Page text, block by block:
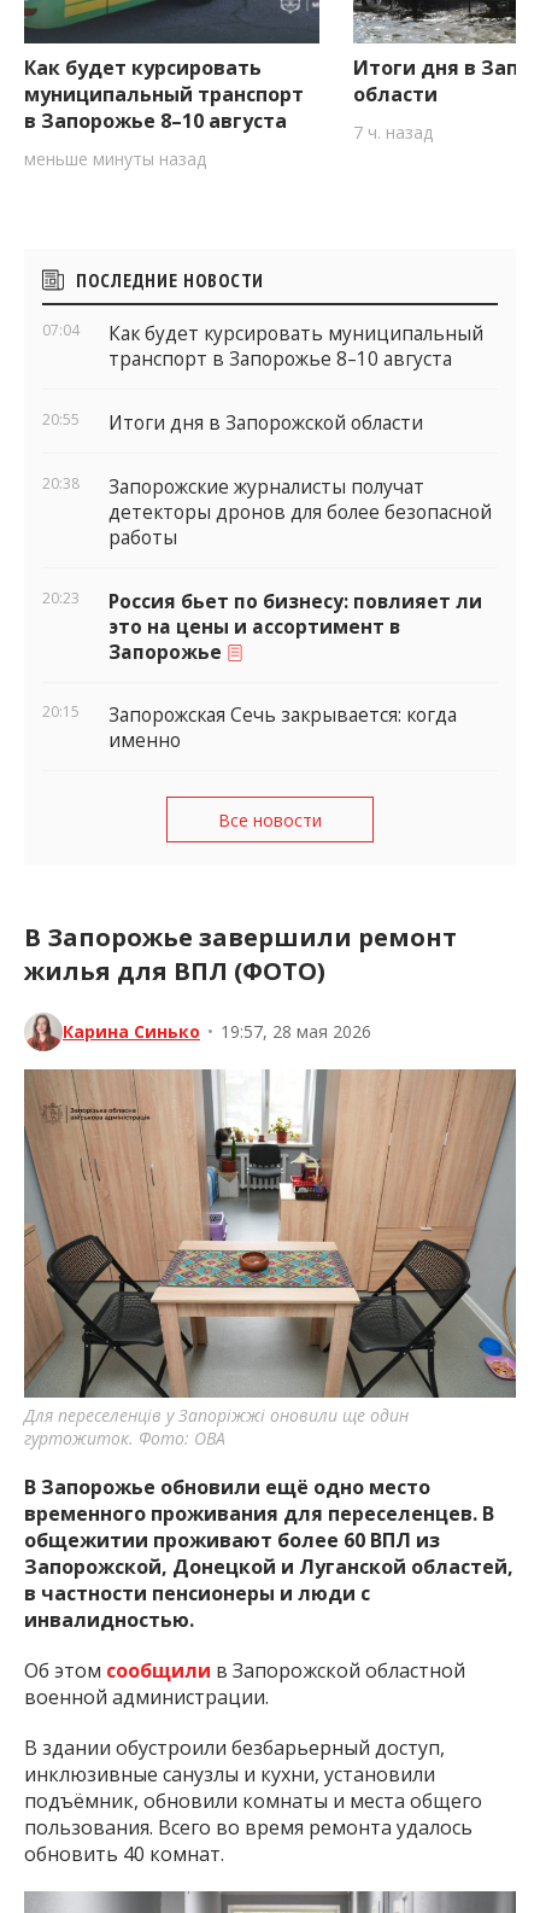
Как будет курсировать
муниципальный транспорт
в Запорожье 8–10 августа
меньше минуты назад
Итоги дня в
области
7 ч. назад
Боковые
виджеты
ПОСЛЕДНИЕ НОВОСТИ
07:04
Как будет курсировать муниципальный
транспорт в Запорожье 8–10 августа
20:55 Итоги дня в Запорожской области
20:38
Запорожские журналисты получат
детекторы дронов для более безопасной
работы
20:23
Россия бьет по бизнесу: повлияет ли
это на цены и ассортимент в
Запорожье
20:15
Запорожская Сечь закрывается: когда
именно
Все новости
В Запорожье завершили ремонт
жилья для ВПЛ (ФОТО)
Карина Синько • 19:57, 28 мая 2026
Для переселенців у Запоріжжі оновили ще один
гуртожиток. Фото: ОВА
В Запорожье обновили ещё одно место
временного проживания для переселенцев. В
общежитии проживают более 60 ВПЛ из
Запорожской, Донецкой и Луганской областей,
в частности пенсионеры и люди с
инвалидностью.
Об этом сообщили в Запорожской областной
военной администрации.
В здании обустроили безбарьерный доступ,
инклюзивные санузлы и кухни, установили
подъёмник, обновили комнаты и места общего
пользования. Всего во время ремонта удалось
обновить 40 комнат.